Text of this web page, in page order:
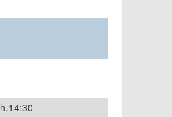
h.14:30